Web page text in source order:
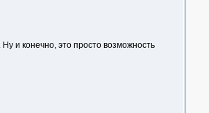
и конечно, это просто возможность